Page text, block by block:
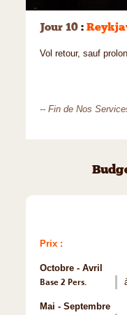
Jour 10 :
Vol retour, sauf
-- Fin de Nos
Prix :
Octobre - Avril
Base 2 Pers.
Mai - Septembre